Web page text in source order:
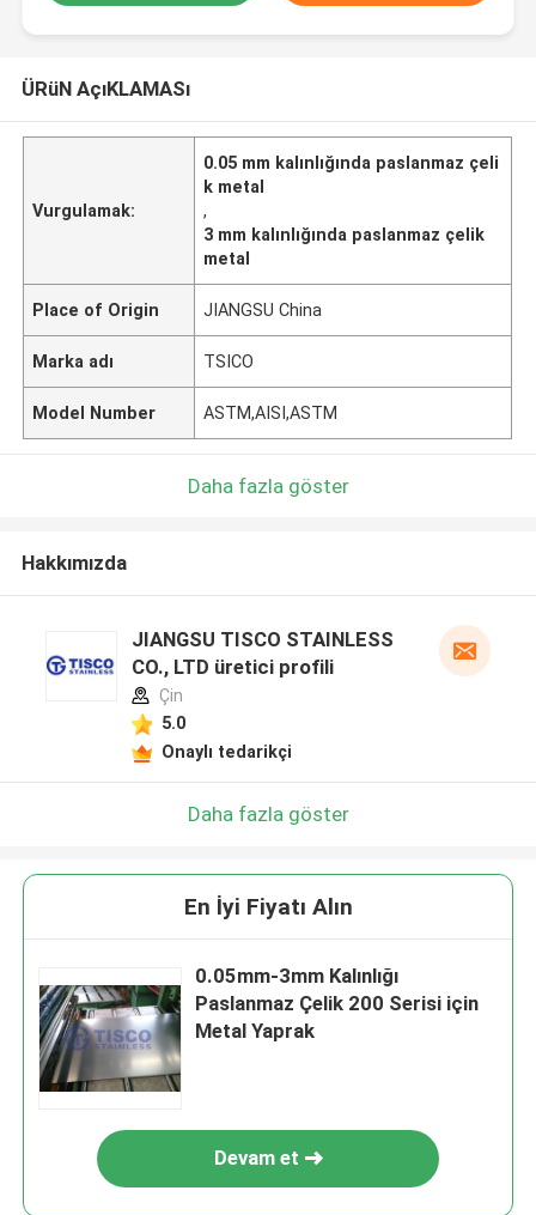
ÜRüN AçıKLAMASı
Vurgulamak:
0.05 mm kalınlığında paslanmaz çeli
k metal
,
3 mm kalınlığında paslanmaz çelik
metal
Place of Origin JIANGSU China
Marka adı TSICO
Model Number ASTM,AISI,ASTM
Daha fazla göster
Hakkımızda
JIANGSU TISCO STAINLESS
CO., LTD üretici profili
Çin
5.0
Onaylı tedarikçi
Daha fazla göster
En İyi Fiyatı Alın
0.05mm-3mm Kalınlığı
Paslanmaz Çelik 200 Serisi için
Metal Yaprak
Devam et